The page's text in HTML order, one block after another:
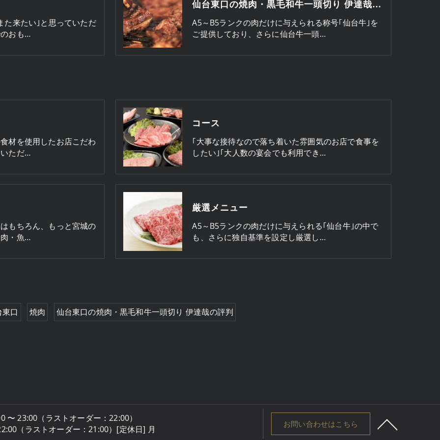
た来たい｣と思っていただ
おも…
仙台東口の焼肉・黒毛和牛一頭切り 伊達哉の口コミ情報
A5～B5ランクの肉だけに与えられる称号｢仙台牛｣を
ご提供しており、さらに仙台牛一頭…
材を使用したお店こだわ
ただ…
コース
｢大事な接待なので落ち着いた雰囲気のお店で食事を
したい｣｢大人数の宴会でも利用でき…
もちろん、もっと宮城の
・魚…
厳選メニュー
A5～B5ランクの肉だけに与えられる｢仙台牛｣の中で
も、さらに独自基準を設定し厳選し…
口 焼肉 仙台東口の焼肉・黒毛和牛一頭切り 伊達哉の評判
〜 23:00（ラストオーダー：22:00）
（ラストオーダー：21:00）[定休日] 月
お問い合わせはこちら